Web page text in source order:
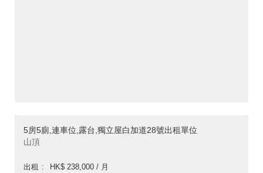
5房5廁,連車位,露台,獨立屋白加道28號出租單位
山頂
出租
HK$ 238,000 / 月